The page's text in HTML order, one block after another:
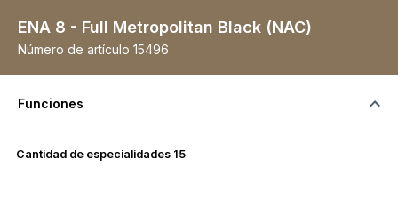
ENA 8 - Full Metropolitan Black (NAC)
Número de artículo 15496
Funciones